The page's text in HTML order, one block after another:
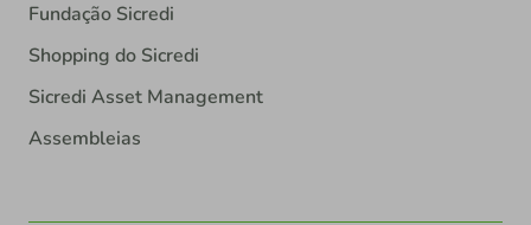
Fundação Sicredi
Shopping do Sicredi
Sicredi Asset Management
Assembleias